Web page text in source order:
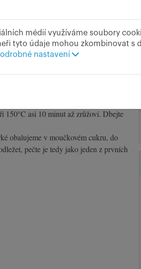
dávají odležet a někdy
150°C asi 10 minut až zrůžoví. Dbejte
obalujeme v moučkovém cukru, do
pečte je tedy jako jeden z prvních
médií využíváme soubory
tyto údaje mohou zkombinovat s
nastavení